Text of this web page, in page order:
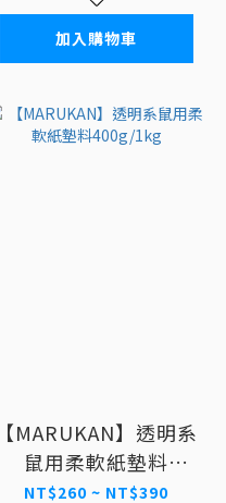
加入購物車
【MARUKAN】透明系
鼠用柔軟紙墊料
400g/1kg
NT$260 ~ NT$390